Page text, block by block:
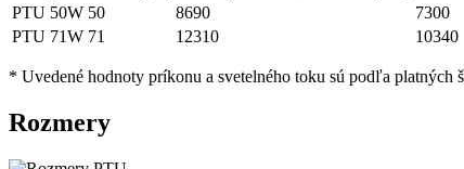
PTU 50W 50 8690 7300
PTU 71W 71 12310 10340
* Uvedené hodnoty príkonu a svetelného toku sú podľa platných
Rozmery